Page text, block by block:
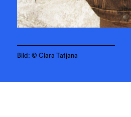
Bild: © Clara Tatjana